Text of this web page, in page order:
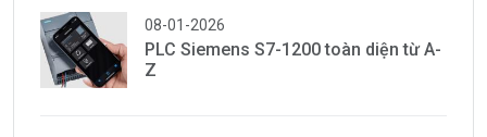
08-01-2026
PLC Siemens S7-1200 toàn diện từ A-
Z